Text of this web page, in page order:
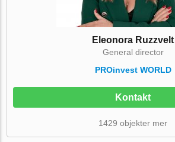
Eleonora Ruzzvelt
General director
PROinvest WORLD
Kontakt
1429 objekter mer